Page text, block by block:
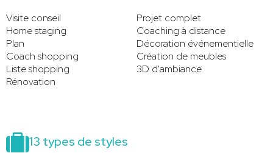
13 types de styles
Visite conseil
Projet complet
Home staging
Coaching à distance
Plan
Décoration événementielle
Coach shopping
Création de meubles
Liste shopping
3D d'ambiance
Rénovation